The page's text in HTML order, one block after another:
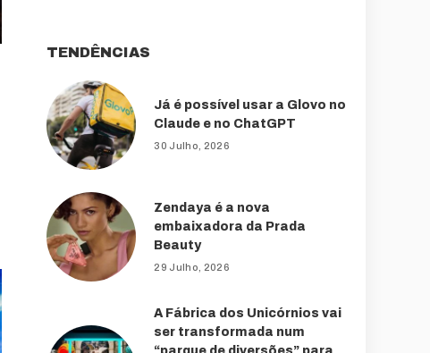
TENDÊNCIAS
Já é possível usar a Glovo no
Claude e no ChatGPT
30 Julho, 2026
Zendaya é a nova
embaixadora da Prada
Beauty
29 Julho, 2026
A Fábrica dos Unicórnios vai
ser transformada num